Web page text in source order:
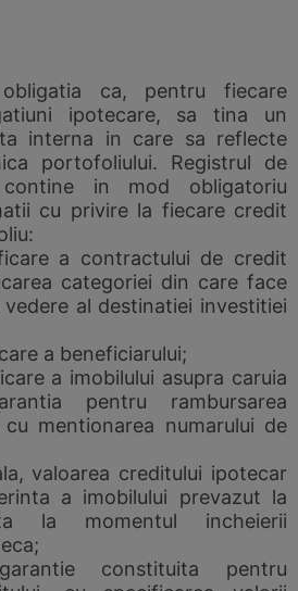
ca, pentru fiecare
ipotecare, sa tina un
interna in care sa reflecte
portofoliului. Registrul de
in mod obligatoriu
cu privire la fiecare credit
a contractului de credit
categoriei din care face
al destinatiei investitiei
a beneficiarului;
a imobilului asupra caruia
pentru rambursarea
mentionarea numarului de
valoarea creditului ipotecar
a imobilului prevazut la
la momentul incheierii
constituita pentru